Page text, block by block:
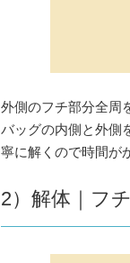
外側のフチ部分全周
バッグの内側と外側
寧に解くので時間が
2）解体｜フ